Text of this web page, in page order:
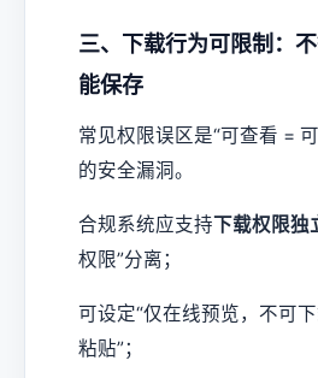
三、下载行为可限制：
能保存
常见权限误区是“可查看 =
的安全漏洞。
合规系统应支持下载权限独
权限”分离；
可设定“仅在线预览，不可
粘贴”；